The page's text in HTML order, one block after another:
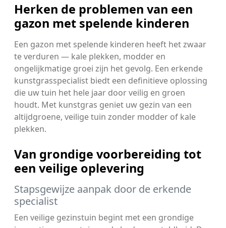
Herken de problemen van een
gazon met spelende kinderen
Een gazon met spelende kinderen heeft het zwaar
te verduren — kale plekken, modder en
ongelijkmatige groei zijn het gevolg. Een erkende
kunstgrasspecialist biedt een definitieve oplossing
die uw tuin het hele jaar door veilig en groen
houdt. Met kunstgras geniet uw gezin van een
altijdgroene, veilige tuin zonder modder of kale
plekken.
Van grondige voorbereiding tot
een veilige oplevering
Stapsgewijze aanpak door de erkende
specialist
Een veilige gezinstuin begint met een grondige